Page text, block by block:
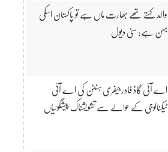
والد کہتے تھے بھارت ماں ہے تو پاکستان اسکی
بہن ہے: سنی دیول
اے آئی گاڈ فادرجیفری ہنٹن کی اے آئی
ٹیکنالوجی کے حوالے سے تشویشناک پیشگوئیاں